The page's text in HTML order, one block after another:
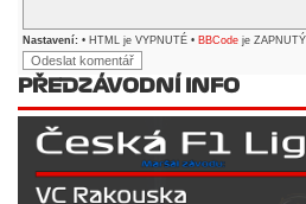
Nastavení: • HTML je VYPNUTÉ • BBCode je ZAPNUTÝ
PŘEDZÁVODNÍ INFO